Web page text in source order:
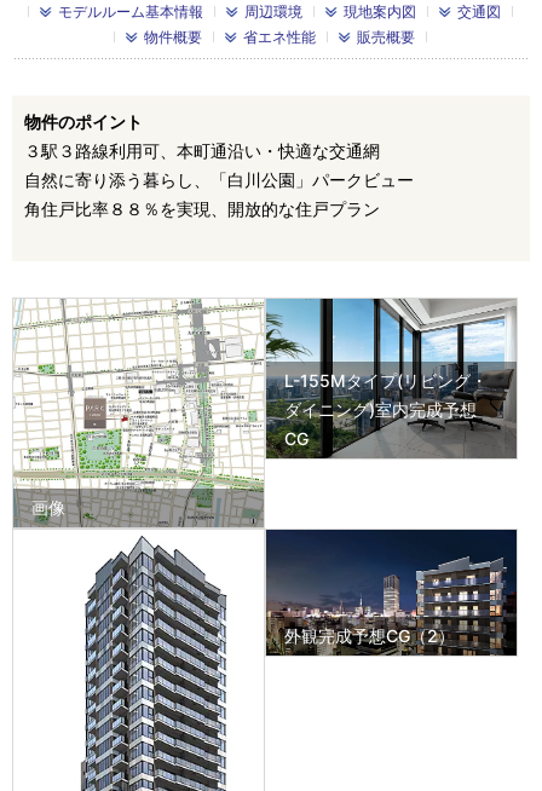
モデルルーム基本情報
周辺環境 現地案内図
交通図
物件概要
省エネ性能 販売概要
物件のポイント
３駅３路線利用可、本町通沿い・快適な交通網
自然に寄り添う暮らし、「白川公園」パークビュー
角住戸比率８８％を実現、開放的な住戸プラン
画像
L-155Mタイプ(リビング・
ダイニング)室内完成予想
CG
外観完成予想CG（2）